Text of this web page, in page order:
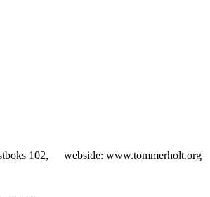
102,
webside: www.tommerholt.org